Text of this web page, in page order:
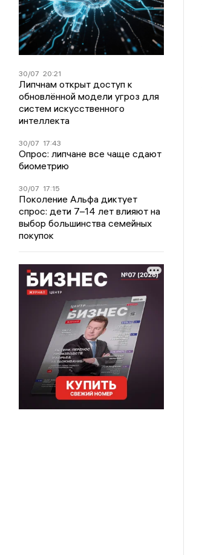
30/07 20:21
Липчнам открыт доступ к
обновлённой модели угроз для
систем искусственного
интеллекта
30/07 17:43
Опрос: липчане все чаще сдают
биометрию
30/07 17:15
Поколение Альфа диктует
спрос: дети 7–14 лет влияют на
выбор большинства семейных
покупок